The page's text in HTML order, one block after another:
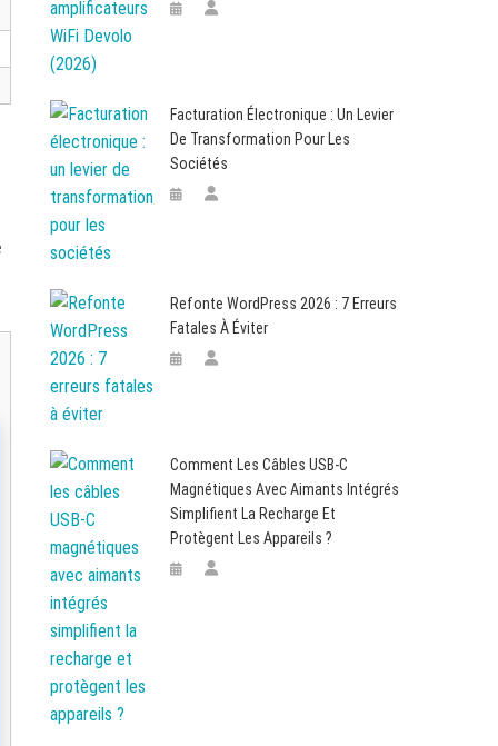
Facturation Électronique : Un Levier
De Transformation Pour Les
Sociétés
Refonte WordPress 2026 : 7 Erreurs
Fatales À Éviter
Comment Les Câbles USB-C
Magnétiques Avec Aimants Intégrés
Simplifient La Recharge Et
Protègent Les Appareils ?